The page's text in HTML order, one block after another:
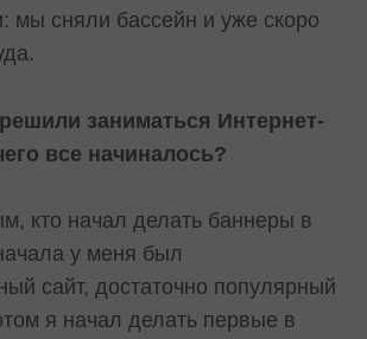
мы сняли бассейн и уже скоро
заниматься Интернет-
все начиналось?
кто начал делать баннеры в
у меня был
сайт, достаточно популярный
я начал делать первые в